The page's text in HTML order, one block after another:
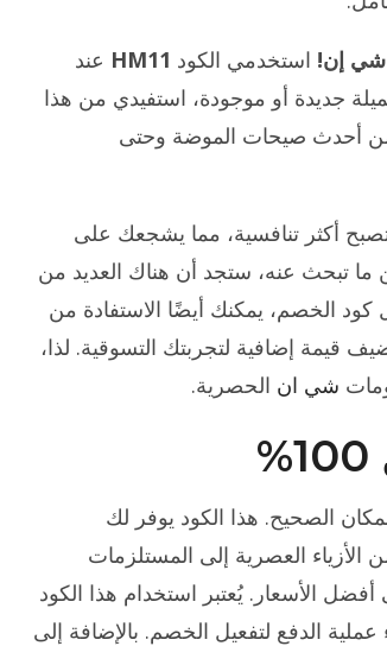
استخدمي الكود HM11 عند
جديدة أو موجودة، استفيدي من هذا
من أحدث صيحات الموضة وحتى
ستجد أن الأسعار تصبح أكثر تنافسية، مما يشجعك على
تبحث عنه، ستجد أن هناك العديد من
كود الخصم، يمكنك أيضًا الاستفادة من
قيمة إضافية لتجربتك التسوقية. لذا،
شي ان الحصرية.
الصحيح. هذا الكود يوفر لك
العصرية إلى المستلزمات
الحصول على أفضل الأسعار. يُعتبر استخدام هذا الكود
الدفع لتفعيل الخصم. بالإضافة إلى